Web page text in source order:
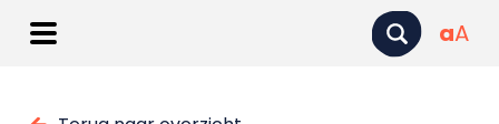
aA